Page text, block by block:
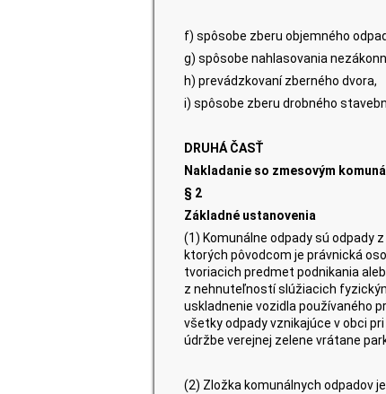
f) spôsobe zberu objemného
g) spôsobe nahlasovania
h) prevádzkovaní zberného dvora,
i) spôsobe zberu drobného
DRUHÁ ČASŤ
Nakladanie so zmesovým
§ 2
Základné ustanovenia
(1) Komunálne odpady sú odpady
ktorých pôvodcom je právnická
tvoriacich predmet podnikania
z nehnuteľností slúžiacich
uskladnenie vozidla používaného
všetky odpady vznikajúce v obci
údržbe verejnej zelene vrátane
(2) Zložka komunálnych odpadov